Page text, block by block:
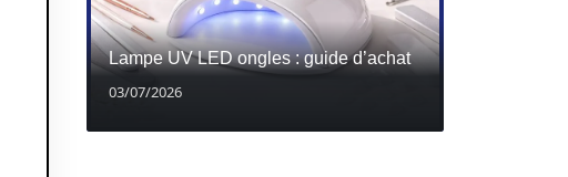
Lampe UV LED ongles : guide d’achat
03/07/2026